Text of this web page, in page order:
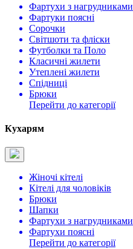
Фартухи з нагрудниками
Фартуки поясні
Сорочки
Світшоти та фліски
Футболки та Поло
Класичні жилети
Утеплені жилети
Спідниці
Брюки
Перейти до категорії
Кухарям
Жіночі кітелі
Кітелі для чоловіків
Брюки
Шапки
Фартухи з нагрудниками
Фартухи поясні
Перейти до категорії